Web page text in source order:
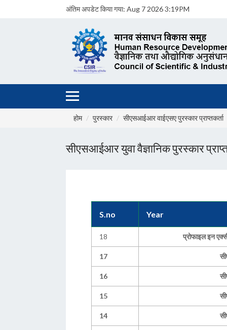
अंतिम अपडेट किया गया: Aug 7 2026 3:19PM
होम पुरस्कार सीएसआईआर वाईएसए पुरस्कार प्राप्तकर्ता
सीएसआईआर युवा वैज्ञानिक पुरस्कार
S.no Year
18 प्रोफाइल इन
17
16
15
14